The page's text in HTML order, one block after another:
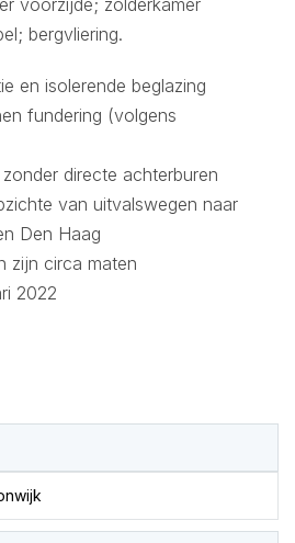
bergvliering.
en isolerende beglazing
fundering (volgens
directe achterburen
van uitvalswegen naar
Den Haag
zijn circa maten
2022